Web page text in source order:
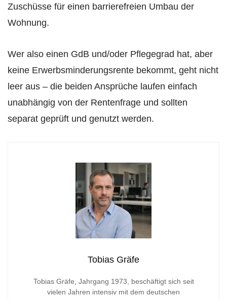
Zuschüsse für einen barrierefreien Umbau der
Wohnung.
Wer also einen GdB und/oder Pflegegrad hat, aber
keine Erwerbsminderungsrente bekommt, geht nicht
leer aus – die beiden Ansprüche laufen einfach
unabhängig von der Rentenfrage und sollten
separat geprüft und genutzt werden.
Tobias Gräfe
Tobias Gräfe, Jahrgang 1973, beschäftigt sich seit
vielen Jahren intensiv mit dem deutschen